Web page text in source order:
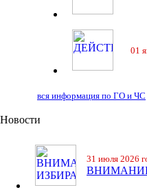
01
вся информация по ГО и ЧС
Новости
31 июля 2026